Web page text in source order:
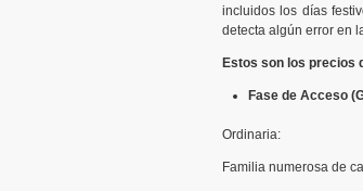
incluidos los días
detecta algún error en
Estos son los precios
Fase de Acceso
Familia numerosa